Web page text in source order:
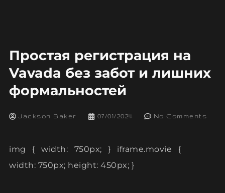
Простая регистрация на
Vavada без забот и лишних
формальностей
Jackson Baker 07/01/2024 No Comments
img { width: 750px; } iframe.movie {
width: 750px; height: 450px; }